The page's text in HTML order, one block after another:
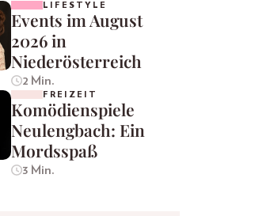
LIFESTYLE
Events im August
2026 in
Niederösterreich
2 Min.
FREIZEIT
Komödienspiele
Neulengbach: Ein
Mordsspaß
3 Min.